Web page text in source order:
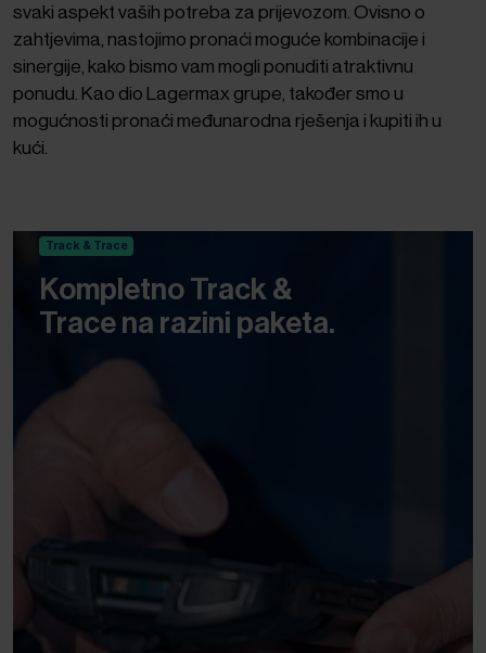
svaki aspekt vaših potreba za prijevozom. Ovisno o
zahtjevima, nastojimo pronaći moguće kombinacije i
sinergije, kako bismo vam mogli ponuditi atraktivnu
ponudu. Kao dio Lagermax grupe, također smo u
mogućnosti pronaći međunarodna rješenja i kupiti ih u
kući.
Track & Trace
Kompletno Track &
Trace na razini paketa.